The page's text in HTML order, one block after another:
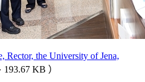
Rector, the University of Jena,
193.67 KB ）